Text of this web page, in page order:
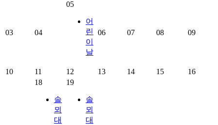
03 04
05
어
린
이
날
06 07 08 09
10 11 12 13 14 15 16
18
솔
뫼
대
19
솔
뫼
대